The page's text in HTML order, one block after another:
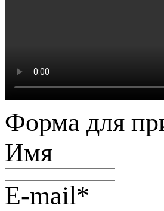
Форма для
Имя
E-mail*